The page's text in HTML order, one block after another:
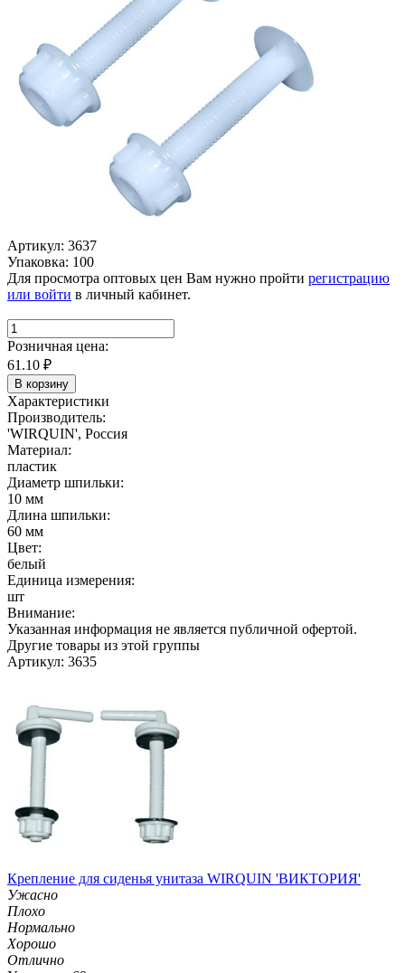
Артикул: 3637
Упаковка: 100
Для просмотра оптовых цен Вам нужно пройти регистрацию
или войти в личный кабинет.
Розничная цена:
61.10 ₽
В корзину
Характеристики
Производитель:
'WIRQUIN', Россия
Материал:
пластик
Диаметр шпильки:
10 мм
Длина шпильки:
60 мм
Цвет:
белый
Единица измерения:
шт
Внимание:
Указанная информация не является публичной офертой.
Другие товары из этой группы
Артикул: 3635
Крепление для сиденья унитаза WIRQUIN 'ВИКТОРИЯ'
Ужасно
Плохо
Нормально
Хорошо
Отлично